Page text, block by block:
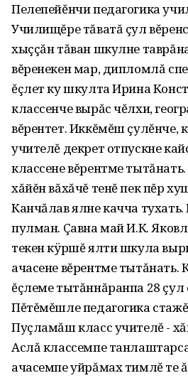
Пелепейĕнчи педагогика
Училищĕре тăватă çул
хыççăн тăван шкулне
вĕренекен мар, дипломлă
ĕçлет ку шкулта Ирина
классенче вырăс чĕлхи,
вĕрентет. Иккĕмĕш çулĕнче,
учителĕ декрет отпускне
классене вĕрентме
хăйĕн вăхăчĕ тенĕ пек пĕр
Канчăлав ялне качча
пулман. Çавна май И.К.
текен кÿршĕ ялти шкула
ачасене вĕрентме тытăнать.
ĕçлеме тытăннăранпа 28 çул
Пĕтĕмĕшле педагогика
Пуçламăш класс учителĕ -
Аслă классемпе
ачасемпе уйрăмах тимлĕ те